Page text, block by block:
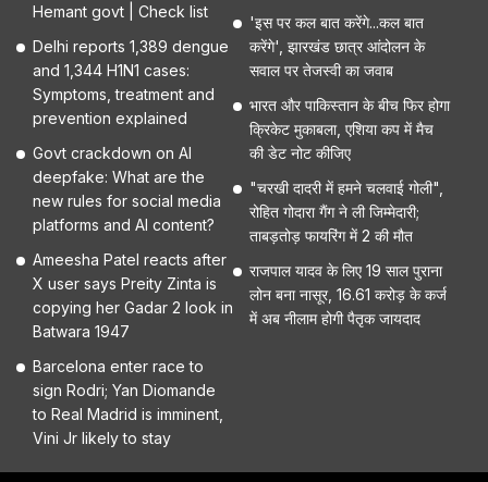
Hemant govt | Check list
Delhi reports 1,389 dengue
and 1,344 H1N1 cases:
Symptoms, treatment and
prevention explained
Govt crackdown on AI
deepfake: What are the
new rules for social media
platforms and AI content?
Ameesha Patel reacts after
X user says Preity Zinta is
copying her Gadar 2 look in
Batwara 1947
Barcelona enter race to
sign Rodri; Yan Diomande
to Real Madrid is imminent,
Vini Jr likely to stay
'इस पर कल बात करेंगे...कल बात
करेंगे', झारखंड छात्र आंदोलन के
सवाल पर तेजस्वी का जवाब
भारत और पाकिस्तान के बीच फिर होगा
क्रिकेट मुकाबला, एशिया कप में मैच
की डेट नोट कीजिए
"चरखी दादरी में हमने चलवाई गोली",
रोहित गोदारा गैंग ने ली जिम्मेदारी;
ताबड़तोड़ फायरिंग में 2 की मौत
राजपाल यादव के लिए 19 साल पुराना
लोन बना नासूर, 16.61 करोड़ के कर्ज
में अब नीलाम होगी पैतृक जायदाद